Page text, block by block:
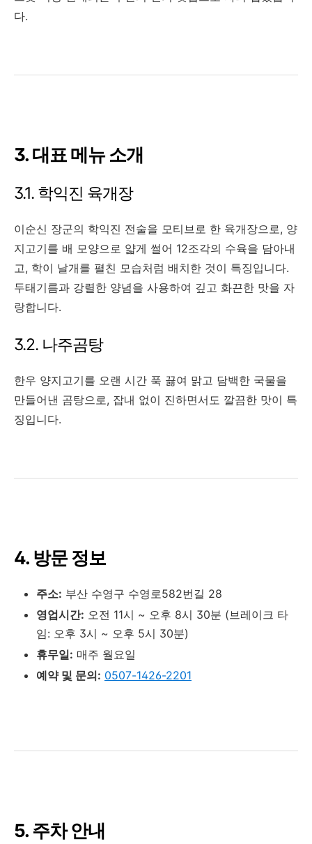
다.
3. 대표 메뉴 소개
3.1. 학익진 육개장
이순신 장군의 학익진 전술을 모티브로 한 육개장으로, 양
지고기를 배 모양으로 얇게 썰어 12조각의 수육을 담아내
고, 학이 날개를 펼친 모습처럼 배치한 것이 특징입니다.
두태기름과 강렬한 양념을 사용하여 깊고 화끈한 맛을 자
랑합니다.
3.2. 나주곰탕
한우 양지고기를 오랜 시간 푹 끓여 맑고 담백한 국물을
만들어낸 곰탕으로, 잡내 없이 진하면서도 깔끔한 맛이 특
징입니다.
4. 방문 정보
주소: 부산 수영구 수영로582번길 28
영업시간: 오전 11시 ~ 오후 8시 30분 (브레이크 타
임: 오후 3시 ~ 오후 5시 30분)
휴무일: 매주 월요일
예약 및 문의: 0507-1426-2201
5. 주차 안내